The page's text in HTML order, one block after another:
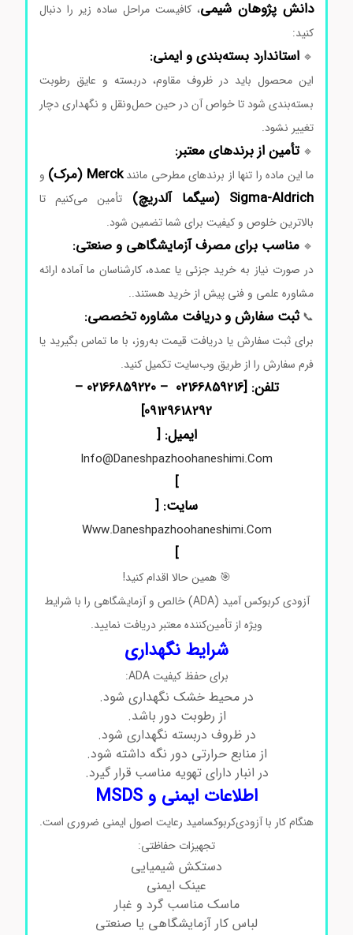
دانش‌ پژوهانشیمی،کافیستمراحلسادهزیررا دنبال
کنید:
استانداردبسته‌بندیوایمنی:
اینمحصولبایددر ظروفمقاوم،دربستهو عایقرطوبت
بسته‌بندیشودتاخواصآندرحینحمل‌ونقلونگهداریدچار
تغییرنشود.
تأمینازبرندهایمعتبر:
اینمادهراتنهاازبرندهایمطرحیمانندMerck ( مرک) و
Sigma-Aldrich ( سیگماآلدریچ) تأمینمی‌کنیمتا
بالاترینخلوصوکیفیتبرایشماتضمینشود.
مناسببرایمصرفآزمایشگاهیوصنعتی:
صورتنیازبه خریدجزئییاعمده،کارشناسانما آمادهارائه
مشاورهعلمیوفنیپیشازخریدهستند..
ثبتسفارشودریافتمشاورهتخصصی:
برایثبتسفارشیادریافتقیمتبه‌روز،باماتماسبگیریدیا
فرمسفارشراازطریقوب‌سایتتکمیلکنید.
تلفن: [02166859216 – 02166859220 –
09129618292
]
ایمیل: [
Info@daneshpazhoohaneshimi.com
سایت: [
Www.daneshpazhoohaneshimi.com
همینحالااقدامکنید!
آزودی‌ کربوکس آمید (ADA)
خالصوآزمایشگاهیراباشرایط
ویژهازتأمین‌کنندهمعتبردریافتنمایید.
شرایط نگهداری
برای حفظ کیفیت ADA:
در محیط خشک نگهداری شود.
از رطوبت دور باشد.
در ظروف دربسته نگهداری شود.
از منابع حرارتی دور نگه داشته شود.
در انبار دارای تهویه مناسب قرار گیرد.
اطلاعات ایمنی و MSDS
هنگام کار با آزودی‌کربوکسامید رعایت اصول ایمنی ضروری است.
تجهیزات حفاظتی:
دستکش شیمیایی
عینک ایمنی
ماسک مناسب گرد و غبار
لباس کار آزمایشگاهی یا صنعتی